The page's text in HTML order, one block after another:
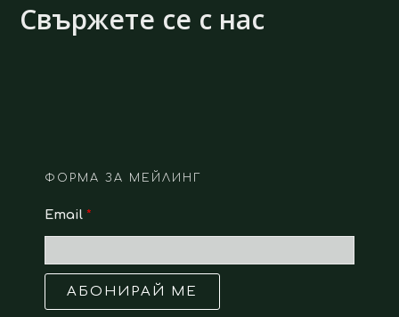
Свържете се с нас
ФОРМА ЗА МЕЙЛИНГ
Email *
АБОНИРАЙ МЕ